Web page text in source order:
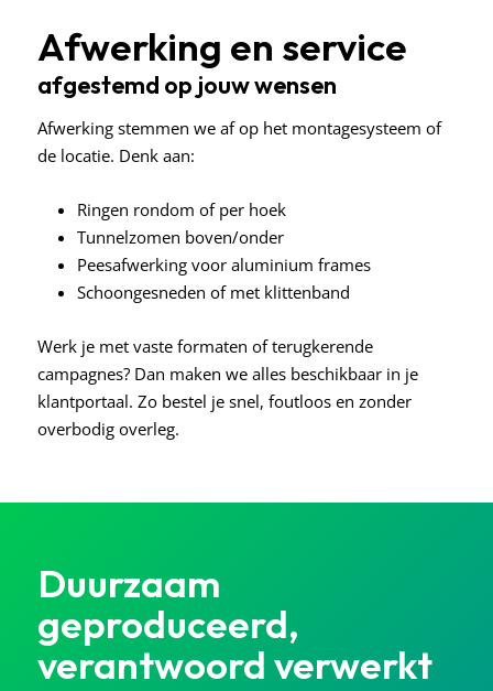
Afwerking en service
afgestemd op jouw wensen
Afwerking stemmen we af op het montagesysteem of
de locatie. Denk aan:
Ringen rondom of per hoek
Tunnelzomen boven/onder
Peesafwerking voor aluminium frames
Schoongesneden of met klittenband
Werk je met vaste formaten of terugkerende
campagnes? Dan maken we alles beschikbaar in je
klantportaal. Zo bestel je snel, foutloos en zonder
overbodig overleg.
Duurzaam
geproduceerd,
verantwoord verwerkt